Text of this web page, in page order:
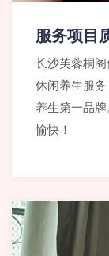
服务项目
长沙芙蓉桐
休闲养生服
养生第一品
愉快！